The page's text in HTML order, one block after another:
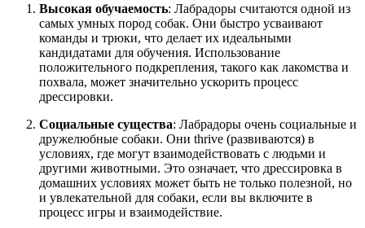
Высокая обучаемость: Лабрадоры считаются одной из
самых умных пород собак. Они быстро усваивают
команды и трюки, что делает их идеальными
кандидатами для обучения. Использование
положительного подкрепления, такого как лакомства и
похвала, может значительно ускорить процесс
дрессировки.
Социальные существа: Лабрадоры очень социальные и
дружелюбные собаки. Они thrive (развиваются) в
условиях, где могут взаимодействовать с людьми и
другими животными. Это означает, что дрессировка в
домашних условиях может быть не только полезной, но
и увлекательной для собаки, если вы включите в
процесс игры и взаимодействие.